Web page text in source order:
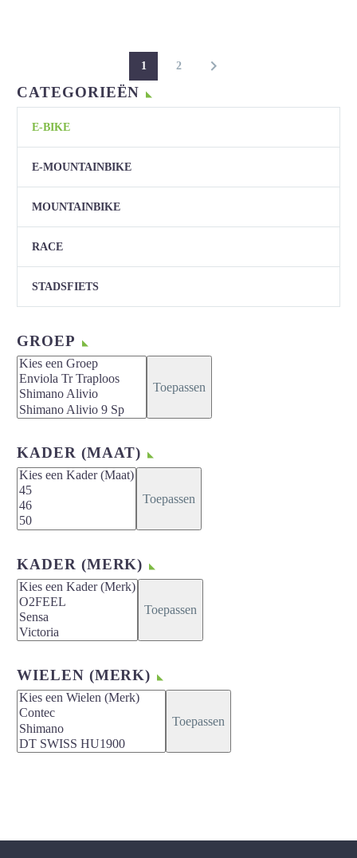
1 2
CATEGORIEËN
E-BIKE
E-MOUNTAINBIKE
MOUNTAINBIKE
RACE
STADSFIETS
GROEP
Toepassen
KADER (MAAT)
Toepassen
KADER (MERK)
Toepassen
WIELEN (MERK)
Toepassen